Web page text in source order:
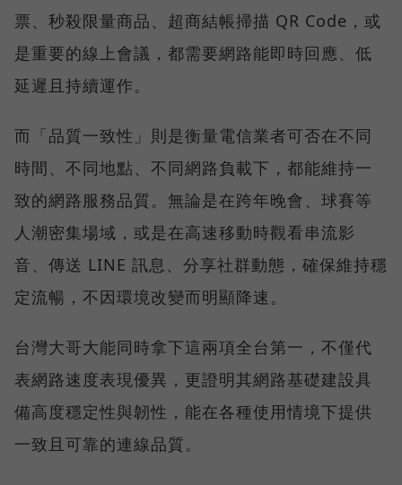
票、秒殺限量商品、超商結帳掃描 QR Code，或
是重要的線上會議，都需要網路能即時回應、低
延遲且持續運作。
而「品質一致性」則是衡量電信業者可否在不同
時間、不同地點、不同網路負載下，都能維持一
致的網路服務品質。無論是在跨年晚會、球賽等
人潮密集場域，或是在高速移動時觀看串流影
音、傳送 LINE 訊息、分享社群動態，確保維持穩
定流暢，不因環境改變而明顯降速。
台灣大哥大能同時拿下這兩項全台第一，不僅代
表網路速度表現優異，更證明其網路基礎建設具
備高度穩定性與韌性，能在各種使用情境下提供
一致且可靠的連線品質。